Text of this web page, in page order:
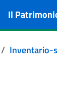
Il
Inventario-